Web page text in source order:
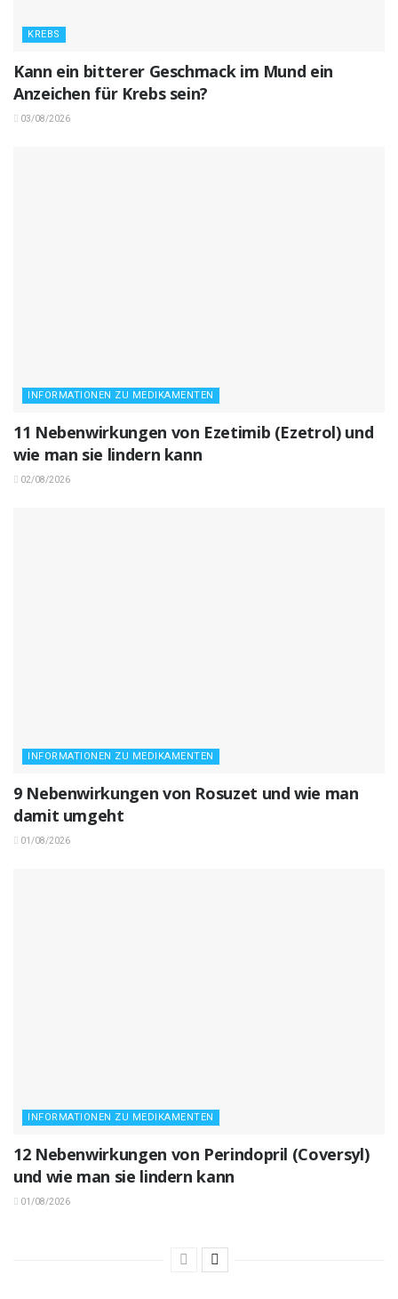
KREBS
Kann ein bitterer Geschmack im Mund ein
Anzeichen für Krebs sein?
03/08/2026
INFORMATIONEN ZU MEDIKAMENTEN
11 Nebenwirkungen von Ezetimib (Ezetrol) und
wie man sie lindern kann
02/08/2026
INFORMATIONEN ZU MEDIKAMENTEN
9 Nebenwirkungen von Rosuzet und wie man
damit umgeht
01/08/2026
INFORMATIONEN ZU MEDIKAMENTEN
12 Nebenwirkungen von Perindopril (Coversyl)
und wie man sie lindern kann
01/08/2026